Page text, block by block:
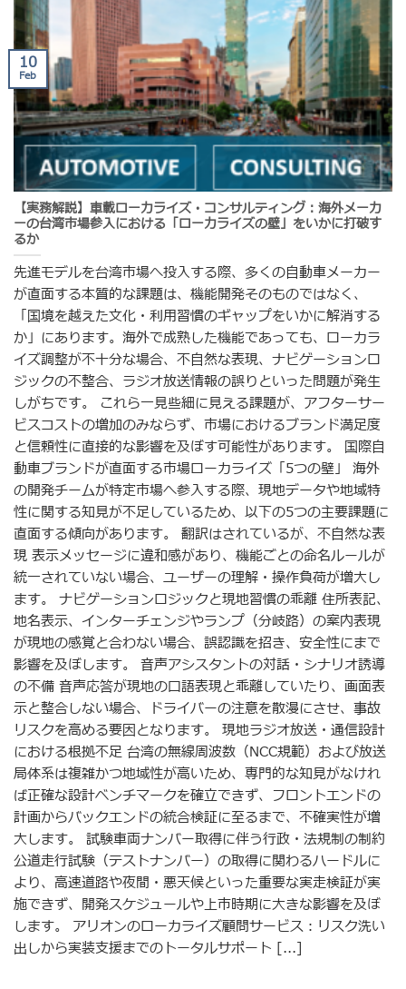
【実務解説】車載ローカライズ・コンサルティング：海外メーカ
ーの台湾市場参入における「ローカライズの壁」をいかに打破す
るか
先進モデルを台湾市場へ投入する際、多くの自動車メーカー
が直面する本質的な課題は、機能開発そのものではなく、
「国境を越えた文化・利用習慣のギャップをいかに解消する
か」にあります。海外で成熟した機能であっても、ローカラ
イズ調整が不十分な場合、不自然な表現、ナビゲーションロ
ジックの不整合、ラジオ放送情報の誤りといった問題が発生
しがちです。 これら一見些細に見える課題が、アフターサー
ビスコストの増加のみならず、市場におけるブランド満足度
と信頼性に直接的な影響を及ぼす可能性があります。 国際自
動車ブランドが直面する市場ローカライズ「5つの壁」 海外
の開発チームが特定市場へ参入する際、現地データや地域特
性に関する知見が不足しているため、以下の5つの主要課題に
直面する傾向があります。 翻訳はされているが、不自然な表
現 表示メッセージに違和感があり、機能ごとの命名ルールが
統一されていない場合、ユーザーの理解・操作負荷が増大し
ます。 ナビゲーションロジックと現地習慣の乖離 住所表記、
地名表示、インターチェンジやランプ（分岐路）の案内表現
が現地の感覚と合わない場合、誤認識を招き、安全性にまで
影響を及ぼします。 音声アシスタントの対話・シナリオ誘導
の不備 音声応答が現地の口語表現と乖離していたり、画面表
示と整合しない場合、ドライバーの注意を散漫にさせ、事故
リスクを高める要因となります。 現地ラジオ放送・通信設計
における根拠不足 台湾の無線周波数（NCC規範）および放送
局体系は複雑かつ地域性が高いため、専門的な知見がなけれ
ば正確な設計ベンチマークを確立できず、フロントエンドの
計画からバックエンドの統合検証に至るまで、不確実性が増
大します。 試験車両ナンバー取得に伴う行政・法規制の制約
公道走行試験（テストナンバー）の取得に関わるハードルに
より、高速道路や夜間・悪天候といった重要な実走検証が実
施できず、開発スケジュールや上市時期に大きな影響を及ぼ
します。 アリオンのローカライズ顧問サービス：リスク洗い
出しから実装支援までのトータルサポート [...]
10
Feb